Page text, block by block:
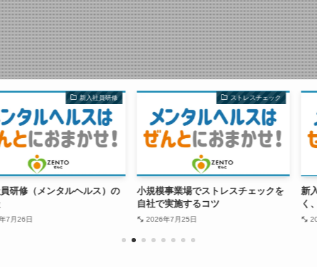
新入社員研修
タルヘルス）の
ストレスチェック
小規模事業場でストレスチェックを
自社で実施するコツ
2026年7月25日
新入社員を研
く、研修を会
2026年7月26日